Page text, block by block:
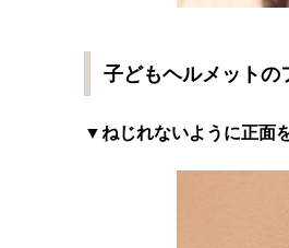
子どもヘルメットの
▼ねじれないように正面